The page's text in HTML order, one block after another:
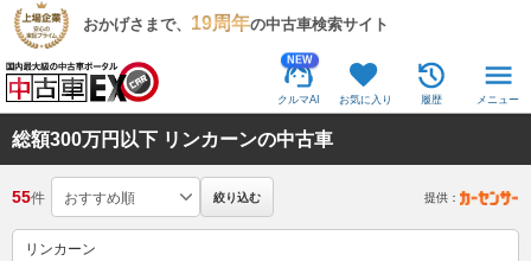
おかげさまで、 19周年の中古車検索サイト
NEW
クルマAI お気に入り 履歴 メニュー
総額300万円以下 リンカーンの中古車
55件 絞り込む 提供：
リンカーン